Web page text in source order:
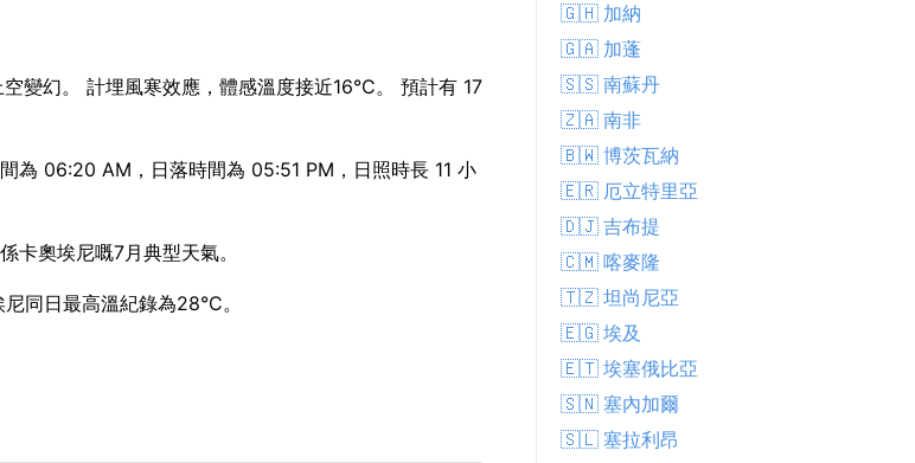
變幻。 計埋風寒效應，體感溫度接近16°C。 預計有 17
為 06:20 AM，日落時間為 05:51 PM，日照時長 11 小
奧埃尼嘅7月典型天氣。
同日最高溫紀錄為28°C。
🇬🇭 加納
🇬🇦 加蓬
🇸🇸 南蘇丹
🇿🇦 南非
🇧🇼 博茨瓦納
🇪🇷 厄立特里亞
🇩🇯 吉布提
🇨🇲 喀麥隆
🇹🇿 坦尚尼亞
🇪🇬 埃及
🇪🇹 埃塞俄比亞
🇸🇳 塞內加爾
🇸🇱 塞拉利昂